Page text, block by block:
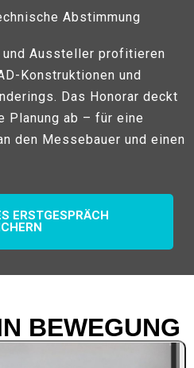
Abstimmung
und Aussteller profitieren
Konstruktionen und
Das Honorar deckt
Planung ab – für eine
den Messebauer und einen
ERSTGESPRÄCH
BEWEGUNG